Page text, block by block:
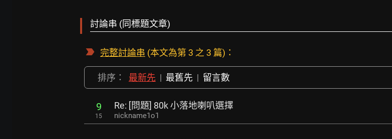
討論串 (同標題文章)
完整討論串 (本文為第 3 之 3 篇)：
排序： 最新先 | 最舊先 | 留言數
9
15
Re: [問題] 80k 小落地喇叭選擇
nickname1o1